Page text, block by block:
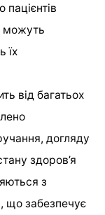
можуть
їх
від багатьох
догляду
здоров’я
з
що забезпечує